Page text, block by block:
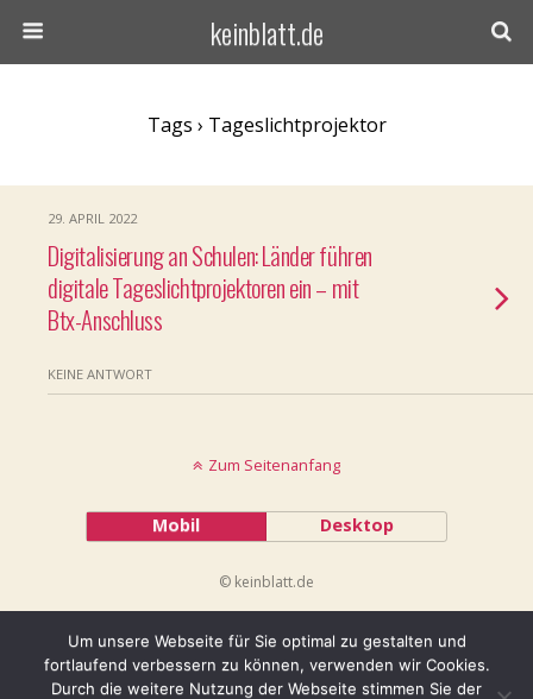
keinblatt.de
Tags › Tageslichtprojektor
29. APRIL 2022
Digitalisierung an Schulen: Länder führen
digitale Tageslichtprojektoren ein – mit
Btx-Anschluss
KEINE ANTWORT
Zum Seitenanfang
Mobil Desktop
© keinblatt.de
Um unsere Webseite für Sie optimal zu gestalten und
fortlaufend verbessern zu können, verwenden wir Cookies.
Durch die weitere Nutzung der Webseite stimmen Sie der